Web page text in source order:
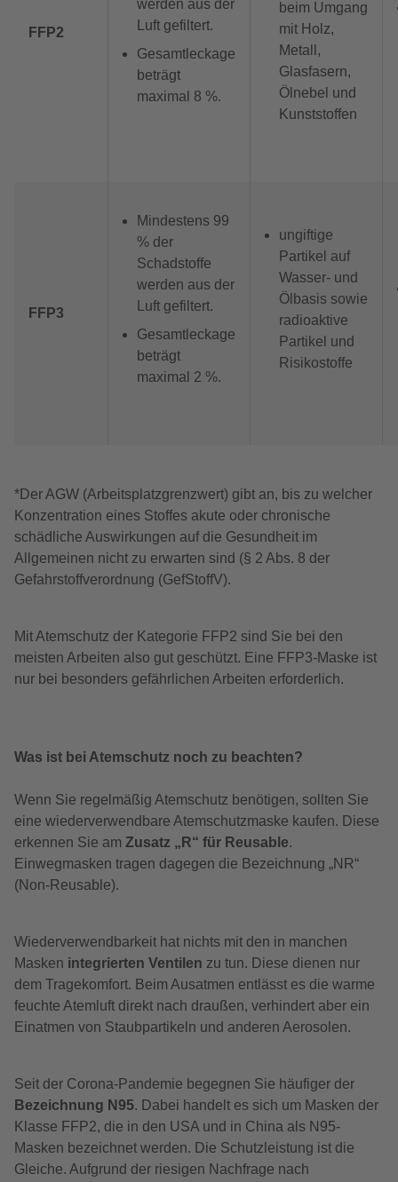
FFP2
werden aus der
Luft gefiltert.
Gesamtleckage
beträgt
maximal 8 %.
beim Umgang
mit Holz,
Metall,
Glasfasern,
Ölnebel und
Kunststoffen
FFP3
Mindestens 99
% der
Schadstoffe
werden aus der
Luft gefiltert.
Gesamtleckage
beträgt
maximal 2 %.
ungiftige
Partikel auf
Wasser- und
Ölbasis sowie
radioaktive
Partikel und
Risikostoffe
*Der AGW (Arbeitsplatzgrenzwert) gibt an, bis zu welcher
Konzentration eines Stoffes akute oder chronische
schädliche Auswirkungen auf die Gesundheit im
Allgemeinen nicht zu erwarten sind (§ 2 Abs. 8 der
Gefahrstoffverordnung (GefStoffV).
Mit Atemschutz der Kategorie FFP2 sind Sie bei den
meisten Arbeiten also gut geschützt. Eine FFP3-Maske ist
nur bei besonders gefährlichen Arbeiten erforderlich.
Was ist bei Atemschutz noch zu beachten?
Wenn Sie regelmäßig Atemschutz benötigen, sollten Sie
eine wiederverwendbare Atemschutzmaske kaufen. Diese
erkennen Sie am Zusatz „R“ für Reusable.
Einwegmasken tragen dagegen die Bezeichnung „NR“
(Non-Reusable).
Wiederverwendbarkeit hat nichts mit den in manchen
Masken integrierten Ventilen zu tun. Diese dienen nur
dem Tragekomfort. Beim Ausatmen entlässt es die warme
feuchte Atemluft direkt nach draußen, verhindert aber ein
Einatmen von Staubpartikeln und anderen Aerosolen.
Seit der Corona-Pandemie begegnen Sie häufiger der
Bezeichnung N95. Dabei handelt es sich um Masken der
Klasse FFP2, die in den USA und in China als N95-
Masken bezeichnet werden. Die Schutzleistung ist die
Gleiche. Aufgrund der riesigen Nachfrage nach